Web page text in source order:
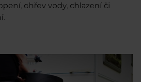
ohřev vody, chlazení či